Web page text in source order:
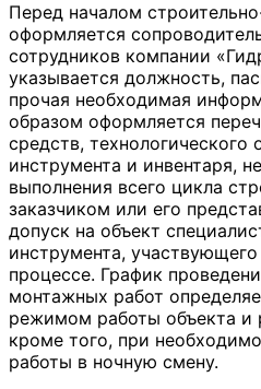
Перед началом
оформляется
сотрудников компании
указывается должность,
прочая необходимая
образом оформляется
средств, технологического
инструмента и инвентаря,
выполнения всего цикла
заказчиком или его
допуск на объект
инструмента,
процессе. График
монтажных работ
режимом работы объекта и
кроме того, при
работы в ночную смену.